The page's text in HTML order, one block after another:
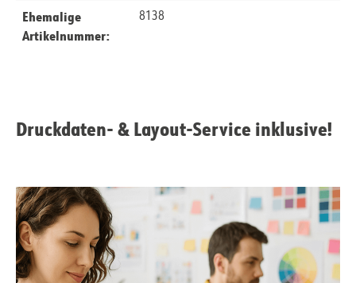
Ehemalige
Artikelnummer:
8138
Druckdaten- & Layout-Service inklusive!